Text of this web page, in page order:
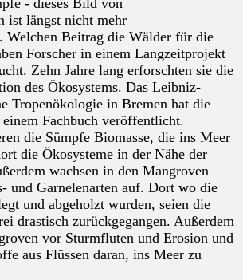
ist längst nicht mehr
Welchen Beitrag die Wälder für die
Forscher in einem Langzeitprojekt
Zehn Jahre lang erforschten sie die
des Ökosystems. Das Leibniz-
Tropenökologie in Bremen hat die
Fachbuch veröffentlicht.
die Sümpfe Biomasse, die ins Meer
die Ökosysteme in der Nähe der
wachsen in den Mangroven
und Garnelenarten auf. Dort wo die
und abgeholzt wurden, seien die
drastisch zurückgegangen. Außerdem
vor Sturmfluten und Erosion und
aus Flüssen daran, ins Meer zu